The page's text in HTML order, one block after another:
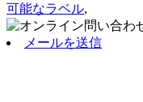
可能なラベル,
メールを送信